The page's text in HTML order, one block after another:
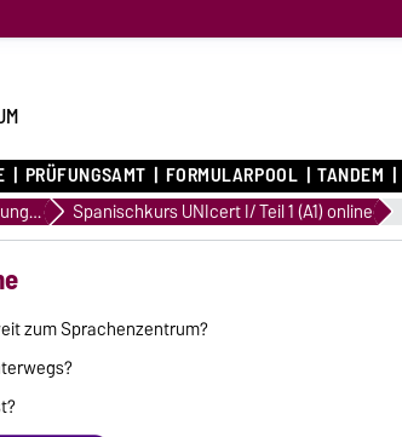
PRÜFUNGSAMT FORMULARPOOL TANDEM
Aktuelle Meldungen Spanischkurs UNIcert I/ Teil 1 (A1) online
zum Sprachenzentrum?